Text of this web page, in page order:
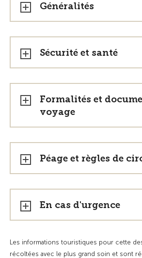
Généralités
Sécurité et santé
Formalités et
voyage
Péage et règles de
En cas d'urgence
Les informations touristiques pour cette
récoltées avec le plus grand soin et sont